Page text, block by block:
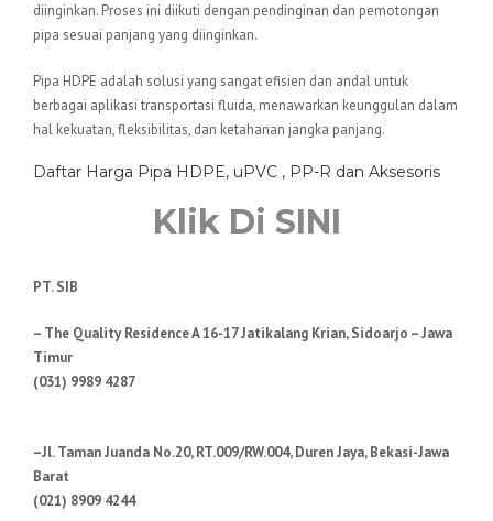
diinginkan. Proses ini diikuti dengan pendinginan dan pemotongan
pipa sesuai panjang yang diinginkan.
Pipa HDPE adalah solusi yang sangat efisien dan andal untuk
berbagai aplikasi transportasi fluida, menawarkan keunggulan dalam
hal kekuatan, fleksibilitas, dan ketahanan jangka panjang.
Daftar Harga Pipa HDPE, uPVC , PP-R dan Aksesoris
Klik Di SINI
PT. SIB
– The Quality Residence A 16-17 Jatikalang Krian, Sidoarjo – Jawa
Timur
(031) 9989 4287
–Jl. Taman Juanda No.20, RT.009/RW.004, Duren Jaya, Bekasi-Jawa
Barat
(021) 8909 4244